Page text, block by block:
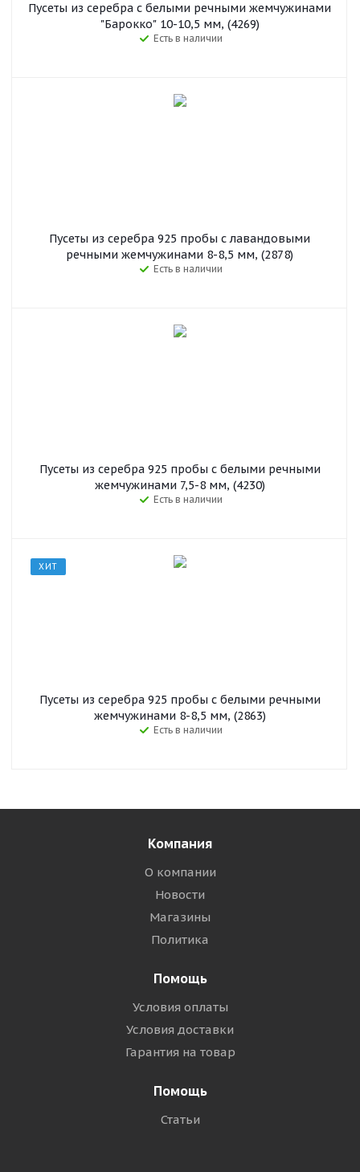
Пусеты из серебра с белыми речными жемчужинами
"Барокко" 10-10,5 мм, (4269)
Есть в наличии
Пусеты из серебра 925 пробы с лавандовыми
речными жемчужинами 8-8,5 мм, (2878)
Есть в наличии
Пусеты из серебра 925 пробы с белыми речными
жемчужинами 7,5-8 мм, (4230)
Есть в наличии
ХИТ
Пусеты из серебра 925 пробы с белыми речными
жемчужинами 8-8,5 мм, (2863)
Есть в наличии
Компания
О компании
Новости
Магазины
Политика
Помощь
Условия оплаты
Условия доставки
Гарантия на товар
Помощь
Статьи